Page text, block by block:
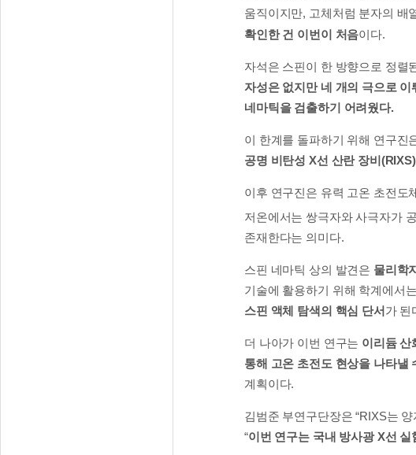
움직이지만, 고체처럼 분자의 배
확인한 건 이번이 처음이다.
자석은 스핀이 한 방향으로 정렬
자성은 없지만 네 개의 극으로
네마틱을 검출하기 어려웠다.
이 한계를 돌파하기 위해 연구진
공명 비탄성 X선 산란 장비
이후 연구진은 유력 고온 초전도
저온에서는 쌍극자와 사극자가
존재한다는 의미다.
스핀 네마틱 상의 발견은 물리학
기술에 활용하기 위해 학계에서
스핀 액체 탐색의 핵심 단서가 된
더 나아가 이번 연구는 이리듐 산
통해 고온 초전도 현상을 나타낼
계획이다.
김범준 부연구단장은 “RIXS는
“이번 연구는 국내 방사광 X선